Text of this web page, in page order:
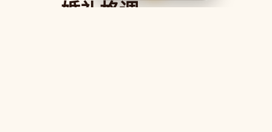
婚礼格调